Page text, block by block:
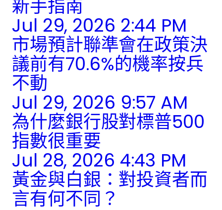
新手指南
Jul 29, 2026 2:44 PM
市場預計聯準會在政策決
議前有70.6%的機率按兵
不動
Jul 29, 2026 9:57 AM
為什麼銀行股對標普500
指數很重要
Jul 28, 2026 4:43 PM
黃金與白銀：對投資者而
言有何不同？